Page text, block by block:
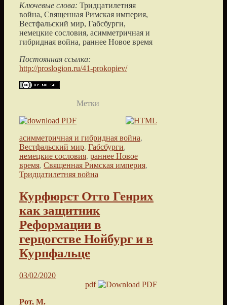
Ключевые слова: Тридцатилетняя
война, Священная Римская империя,
Вестфальский мир, Габсбурги,
немецкие сословия, асимметричная и
гибридная война, раннее Новое время
Постоянная ссылка:
http://proslogion.ru/41-prokopiev/
Метки
асимметричная и гибридная война,
Вестфальский мир, Габсбурги,
немецкие сословия, раннее Новое
время, Священная Римская империя,
Тридцатилетняя война
Курфюрст Отто Генрих
как защитник
Реформации в
герцогстве Нойбург и в
Курпфальце
03/02/2020
pdf
Рот, М.